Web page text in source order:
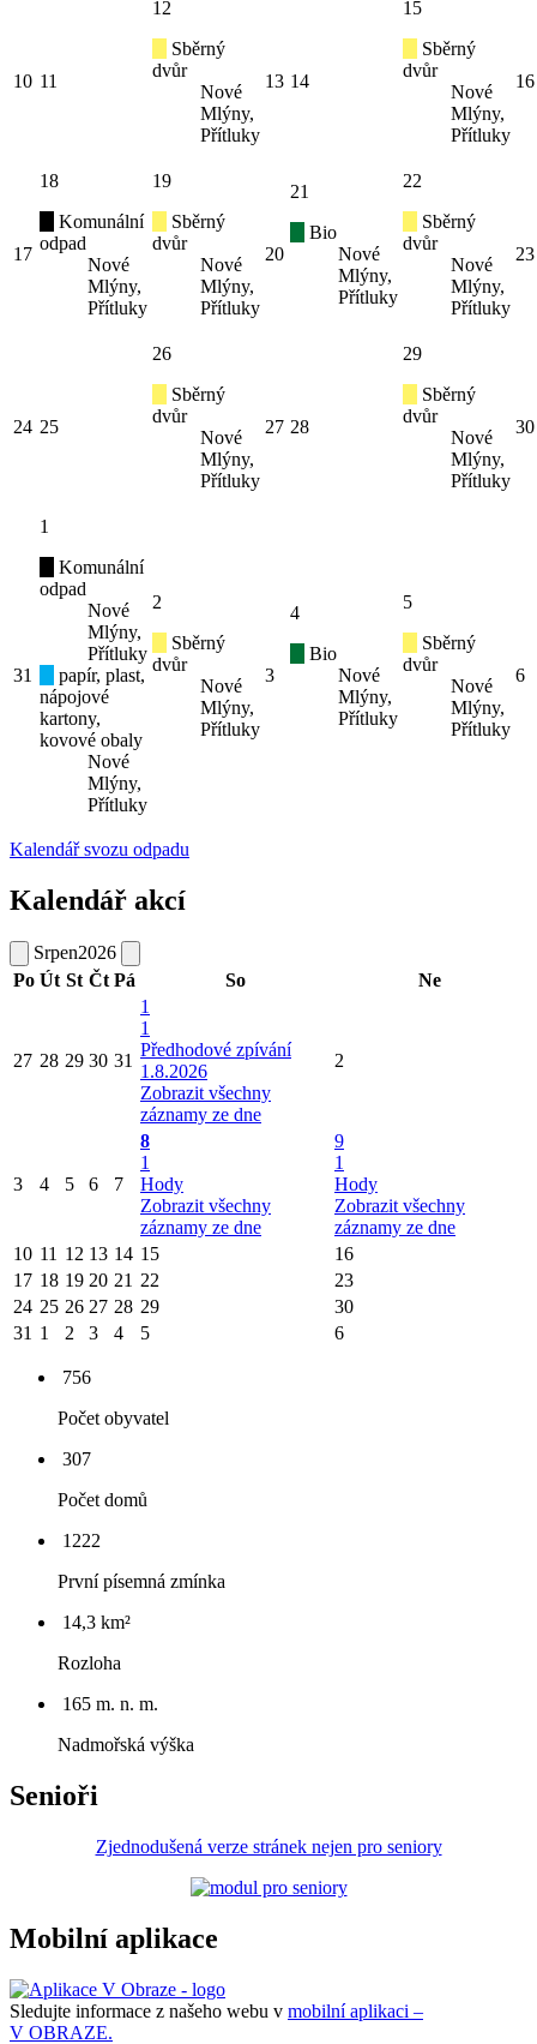
10 11
12
Sběrný
dvůr
Nové
Mlýny,
Přítluky
13 14
15
Sběrný
dvůr
Nové
Mlýny,
Přítluky
16
17
18
Komunální
odpad
Nové
Mlýny,
Přítluky
19
Sběrný
dvůr
Nové
Mlýny,
Přítluky
20
21
Bio
Nové
Mlýny,
Přítluky
22
Sběrný
dvůr
Nové
Mlýny,
Přítluky
23
24 25
26
Sběrný
dvůr
Nové
Mlýny,
Přítluky
27 28
29
Sběrný
dvůr
Nové
Mlýny,
Přítluky
30
31
1
Komunální
odpad
Nové
Mlýny,
Přítluky
papír, plast,
nápojové
kartony,
kovové obaly
Nové
Mlýny,
Přítluky
2
Sběrný
dvůr
Nové
Mlýny,
Přítluky
3
4
Bio
Nové
Mlýny,
Přítluky
5
Sběrný
dvůr
Nové
Mlýny,
Přítluky
6
Kalendář svozu odpadu
Kalendář akcí
Srpen2026
Po Út St Čt Pá So Ne
27 28 29 30 31
1
1
Předhodové zpívání
1.8.2026
Zobrazit všechny
záznamy ze dne
2
3 4 5 6 7
8
1
Hody
Zobrazit všechny
záznamy ze dne
9
1
Hody
Zobrazit všechny
záznamy ze dne
10 11 12 13 14 15
16
17 18 19 20 21 22
23
24 25 26 27 28 29
30
31 1 2 3 4 5 6
756
Počet obyvatel
307
Počet domů
1222
První písemná zmínka
14,3 km²
Rozloha
165 m. n. m.
Nadmořská výška
Senioři
Zjednodušená verze stránek nejen pro seniory
Mobilní aplikace
Sledujte informace z našeho webu v mobilní aplikaci –
V OBRAZE.